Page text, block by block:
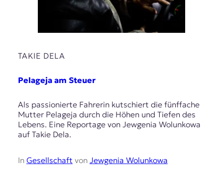
TAKIE DELA
Pelageja am Steuer
Als passionierte Fahrerin kutschiert die fünffache
Mutter Pelageja durch die Höhen und Tiefen des
Lebens. Eine Reportage von Jewgenia Wolunkowa
auf Takie Dela.
In Gesellschaft von Jewgenia Wolunkowa